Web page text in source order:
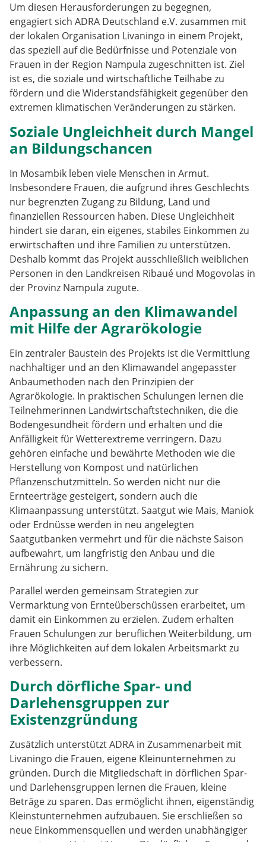
Um diesen Herausforderungen zu begegnen,
engagiert sich ADRA Deutschland e.V. zusammen mit
der lokalen Organisation Livaningo in einem Projekt,
das speziell auf die Bedürfnisse und Potenziale von
Frauen in der Region Nampula zugeschnitten ist. Ziel
ist es, die soziale und wirtschaftliche Teilhabe zu
fördern und die Widerstandsfähigkeit gegenüber den
extremen klimatischen Veränderungen zu stärken.
Soziale Ungleichheit durch Mangel
an Bildungschancen
In Mosambik leben viele Menschen in Armut.
Insbesondere Frauen, die aufgrund ihres Geschlechts
nur begrenzten Zugang zu Bildung, Land und
finanziellen Ressourcen haben. Diese Ungleichheit
hindert sie daran, ein eigenes, stabiles Einkommen zu
erwirtschaften und ihre Familien zu unterstützen.
Deshalb kommt das Projekt ausschließlich weiblichen
Personen in den Landkreisen Ribaué und Mogovolas in
der Provinz Nampula zugute.
Anpassung an den Klimawandel
mit Hilfe der Agrarökologie
Ein zentraler Baustein des Projekts ist die Vermittlung
nachhaltiger und an den Klimawandel angepasster
Anbaumethoden nach den Prinzipien der
Agrarökologie. In praktischen Schulungen lernen die
Teilnehmerinnen Landwirtschaftstechniken, die die
Bodengesundheit fördern und erhalten und die
Anfälligkeit für Wetterextreme verringern. Dazu
gehören einfache und bewährte Methoden wie die
Herstellung von Kompost und natürlichen
Pflanzenschutzmitteln. So werden nicht nur die
Ernteerträge gesteigert, sondern auch die
Klimaanpassung unterstützt. Saatgut wie Mais, Maniok
oder Erdnüsse werden in neu angelegten
Saatgutbanken vermehrt und für die nächste Saison
aufbewahrt, um langfristig den Anbau und die
Ernährung zu sichern.
Parallel werden gemeinsam Strategien zur
Vermarktung von Ernteüberschüssen erarbeitet, um
damit ein Einkommen zu erzielen. Zudem erhalten
Frauen Schulungen zur beruflichen Weiterbildung, um
ihre Möglichkeiten auf dem lokalen Arbeitsmarkt zu
verbessern.
Durch dörfliche Spar- und
Darlehensgruppen zur
Existenzgründung
Zusätzlich unterstützt ADRA in Zusammenarbeit mit
Livaningo die Frauen, eigene Kleinunternehmen zu
gründen. Durch die Mitgliedschaft in dörflichen Spar-
und Darlehensgruppen lernen die Frauen, kleine
Beträge zu sparen. Das ermöglicht ihnen, eigenständig
Kleinstunternehmen aufzubauen. Sie erschließen so
neue Einkommensquellen und werden unabhängiger